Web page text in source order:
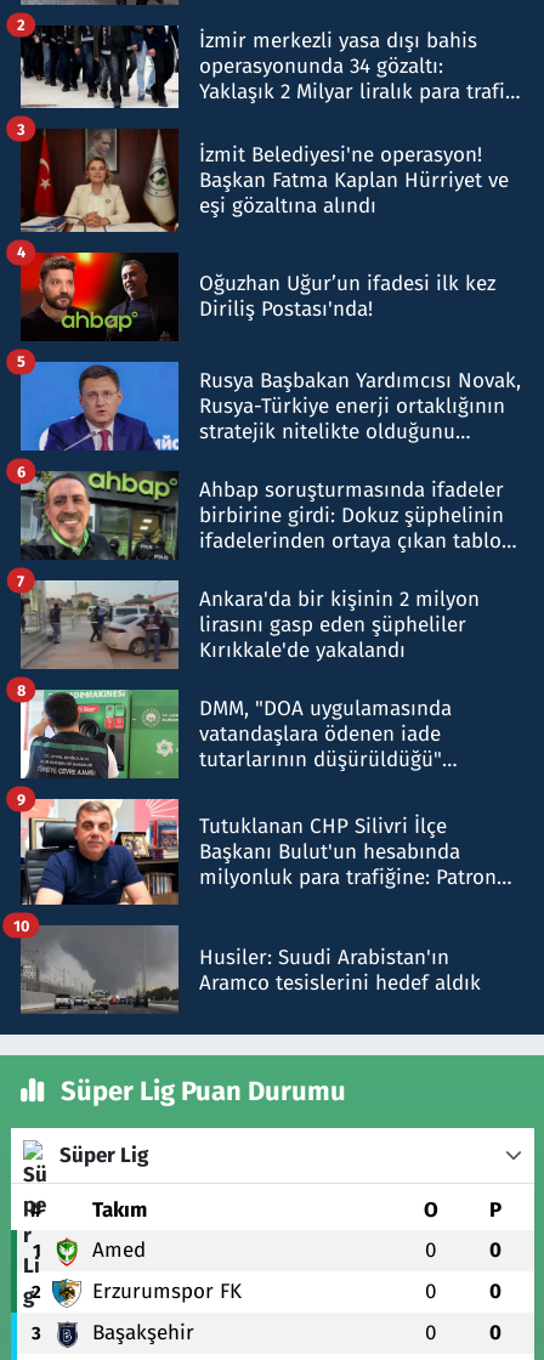
İzmir merkezli yasa dışı bahis
operasyonunda 34 gözaltı:
Yaklaşık 2 Milyar liralık para trafiği
2
İzmit Belediyesi'ne operasyon!
Başkan Fatma Kaplan Hürriyet ve
eşi gözaltına alındı
3
Oğuzhan Uğur’un ifadesi ilk kez
Diriliş Postası'nda!
4
Rusya Başbakan Yardımcısı Novak,
Rusya-Türkiye enerji ortaklığının
stratejik nitelikte olduğunu
5
Ahbap soruşturmasında ifadeler
birbirine girdi: Dokuz şüphelinin
ifadelerinden ortaya çıkan tablo
6
Ankara'da bir kişinin 2 milyon
lirasını gasp eden şüpheliler
Kırıkkale'de yakalandı
7
DMM, "DOA uygulamasında
vatandaşlara ödenen iade
tutarlarının düşürüldüğü"
8
Tutuklanan CHP Silivri İlçe
Başkanı Bulut'un hesabında
milyonluk para trafiğine: Patron
9
Husiler: Suudi Arabistan'ın
Aramco tesislerini hedef aldık
10
Süper Lig Puan Durumu
Süper Lig
# Takım O P
1 Amed 0 0
2 Erzurumspor FK 0 0
3 Başakşehir 0 0